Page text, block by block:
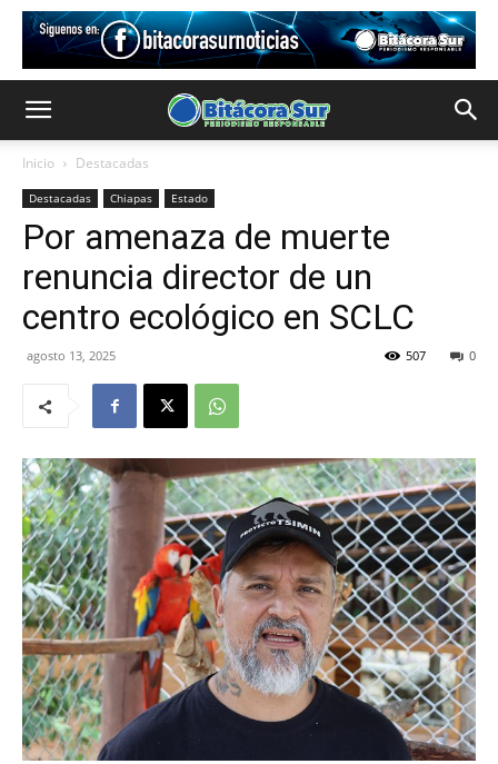
Inicio Destacadas
Destacadas Chiapas Estado
Por amenaza de muerte
renuncia director de un
centro ecológico en SCLC
agosto 13, 2025 0
507